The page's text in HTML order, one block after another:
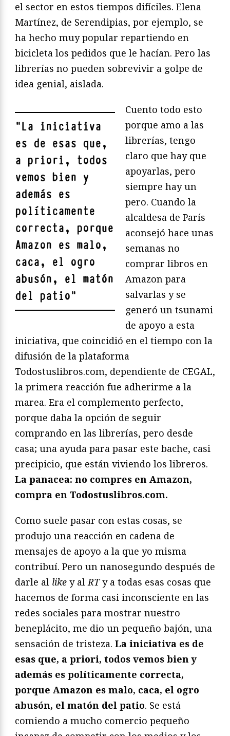
el sector en estos tiempos difíciles. Elena
Martínez, de Serendipias, por ejemplo, se
ha hecho muy popular repartiendo en
bicicleta los pedidos que le hacían. Pero las
librerías no pueden sobrevivir a golpe de
idea genial, aislada.
"La iniciativa
es de esas que,
a priori, todos
vemos bien y
además es
políticamente
correcta, porque
Amazon es malo,
caca, el ogro
abusón, el matón
del patio"
Cuento todo esto
porque amo a las
librerías, tengo
claro que hay que
apoyarlas, pero
siempre hay un
pero. Cuando la
alcaldesa de París
aconsejó hace unas
semanas no
comprar libros en
Amazon para
salvarlas y se
generó un tsunami
de apoyo a esta
iniciativa, que coincidió en el tiempo con la
difusión de la plataforma
Todostuslibros.com, dependiente de CEGAL,
la primera reacción fue adherirme a la
marea. Era el complemento perfecto,
porque daba la opción de seguir
comprando en las librerías, pero desde
casa; una ayuda para pasar este bache, casi
precipicio, que están viviendo los libreros.
La panacea: no compres en Amazon,
compra en Todostuslibros.com.
Como suele pasar con estas cosas, se
produjo una reacción en cadena de
mensajes de apoyo a la que yo misma
contribuí. Pero un nanosegundo después de
darle al like y alRTy a todas esas cosas que
hacemos de forma casi inconsciente en las
redes sociales para mostrar nuestro
beneplácito, me dio un pequeño bajón, una
sensación de tristeza. La iniciativa es de
esas que, a priori, todos vemos bien y
además es políticamente correcta,
porque Amazon es malo, caca, el ogro
abusón, el matón del patio. Se está
comiendo a mucho comercio pequeño